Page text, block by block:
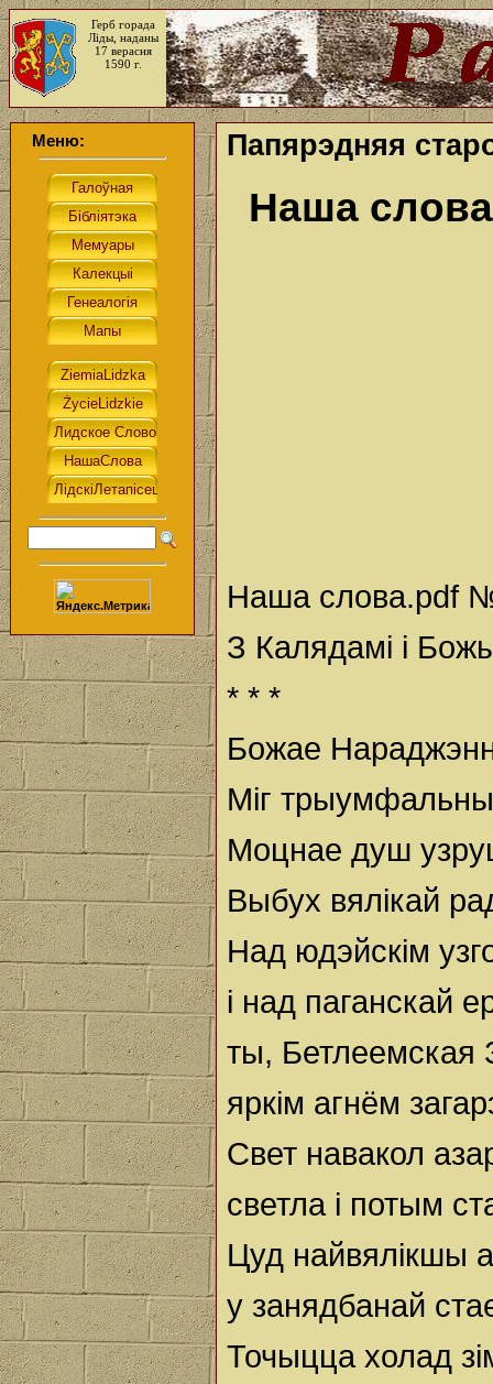
Герб горада
Ліды, наданы
17 верасня
1590 г.
Меню: Папярэдняя
Наша
Наша слова.pdf
З Калядамі і
* * *
Божае
Міг трыумфальны
Моцнае душ
Выбух вялікай
Над юдэйскім
і над паганскай
ты, Бетлеемская
яркім агнём
Свет навакол
светла і потым
Цуд найвялікшы
у занядбанай
Точыцца холад